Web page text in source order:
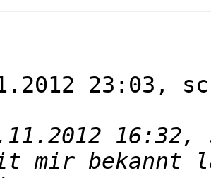
23:03,
mir bekannt